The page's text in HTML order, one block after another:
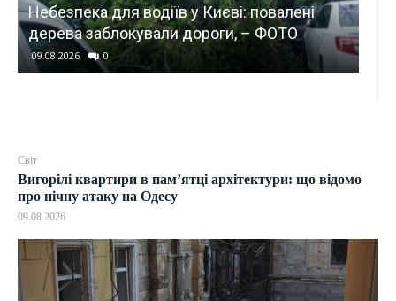
Гучно на Київщині: падають уламки
ворожих об’єктів
09.08.2026 0
Світ
Вигорілі квартири в пам’ятці архітектури: що відомо
про нічну атаку на Одесу
09.08.2026